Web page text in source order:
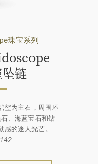
珠宝系列
链
玺为主石，周围环
、海蓝宝石和钻
的迷人光芒。